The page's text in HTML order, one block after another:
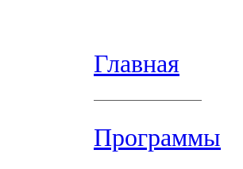
Главная
Программы